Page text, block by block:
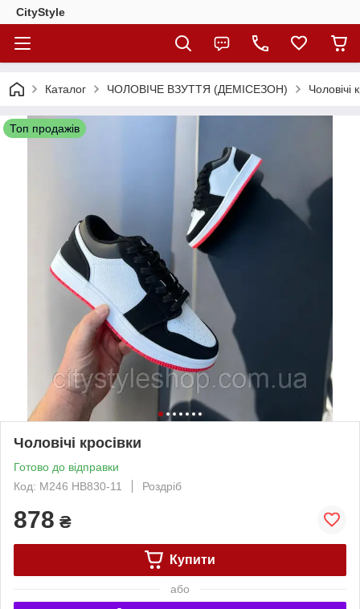
CityStylе
Каталог ЧОЛОВІЧЕ ВЗУТТЯ (ДЕМІСЕЗОН) Чоловічі
Топ продажів
Чоловічі кросівки
Готово до відправки
Код: М246 HB830-11
Роздріб
878 ₴
Купити
або